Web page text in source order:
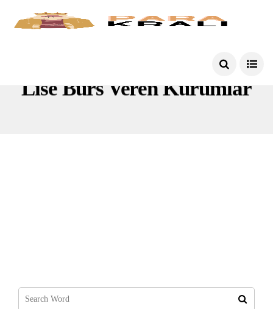
Lise Burs Veren Kurumlar